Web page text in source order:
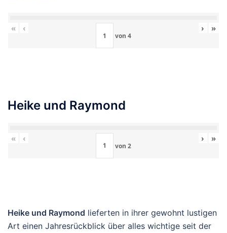
« ‹
von 4
› »
Heike und Raymond
« ‹
von 2
› »
Heike und Raymond lieferten in ihrer gewohnt lustigen
Art einen Jahresrückblick über alles wichtige seit der